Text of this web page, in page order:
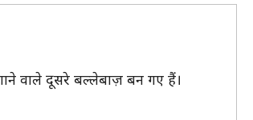
वाले दूसरे बल्लेबाज़ बन गए हैं।